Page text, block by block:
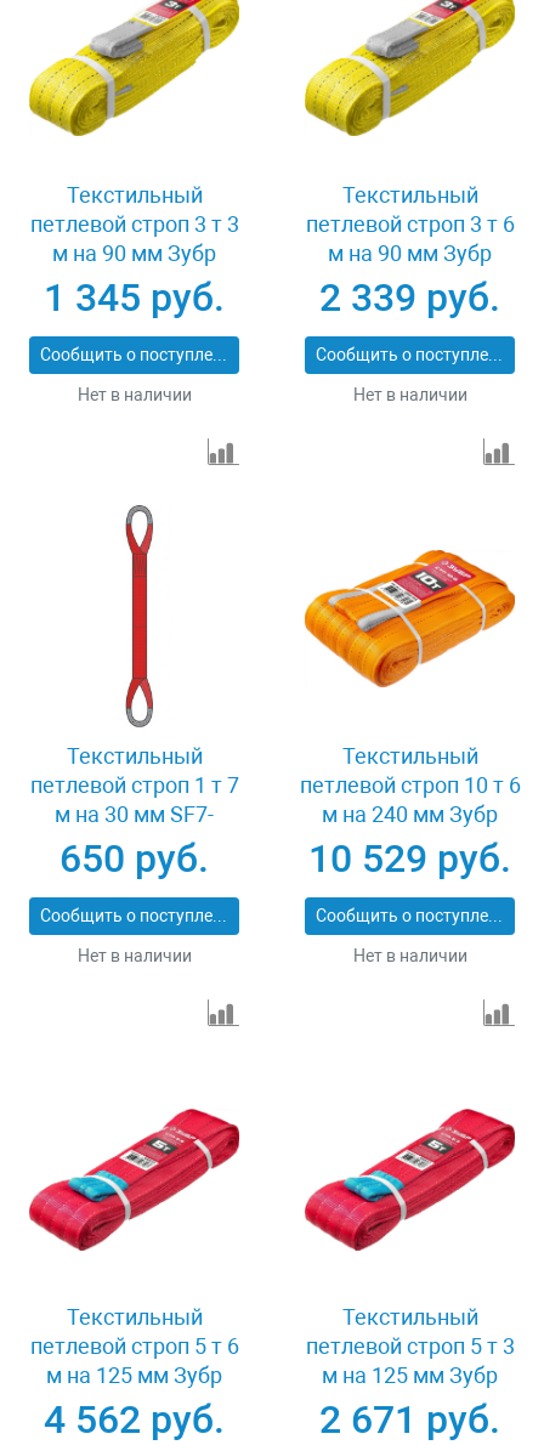
Текстильный
петлевой строп 3 т 3
м на 90 мм Зубр
43553-3-3
1 345 руб.
Сообщить о поступлении
Нет в наличии
Текстильный
петлевой строп 3 т 6
м на 90 мм Зубр
43553-3-6
2 339 руб.
Сообщить о поступлении
Нет в наличии
Текстильный
петлевой строп 1 т 7
м на 30 мм SF7-
СТП-1-7
650 руб.
Сообщить о поступлении
Нет в наличии
Текстильный
петлевой строп 10 т 6
м на 240 мм Зубр
43559-10-6
10 529 руб.
Сообщить о поступлении
Нет в наличии
Текстильный
петлевой строп 5 т 6
м на 125 мм Зубр
43555-5-6
4 562 руб.
Текстильный
петлевой строп 5 т 3
м на 125 мм Зубр
43555-5-3
2 671 руб.